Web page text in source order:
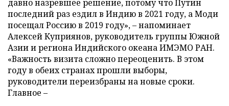
давно назревшее решение, потому что Путин
последний раз ездил в Индию в 2021 году, а Моди
посещал Россию в 2019 году», – напоминает
Алексей Куприянов, руководитель группы Южной
Азии и региона Индийского океана ИМЭМО РАН.
«Важность визита сложно переоценить. В этом
году в обеих странах прошли выборы,
руководители переизбраны на новые сроки.
Главное –